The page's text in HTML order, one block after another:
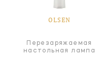
OLSEN
Перезаряжаемая
настольная лампа